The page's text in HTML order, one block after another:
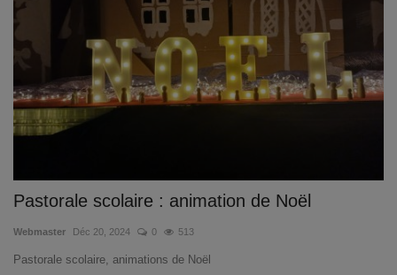
Pastorale scolaire : animation de Noël
Webmaster Déc 20, 2024 0 513
Pastorale scolaire, animations de Noël